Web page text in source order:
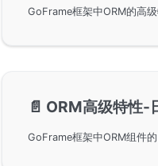
📄️ ORM高级特性-